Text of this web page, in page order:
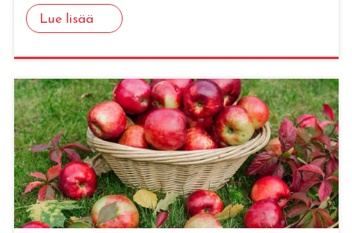
Lue lisää